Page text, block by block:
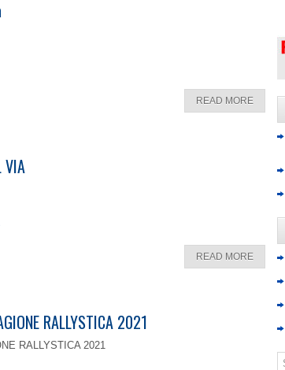
READ MORE
VIA
READ MORE
RALLYSTICA 2021
RALLYSTICA 2021